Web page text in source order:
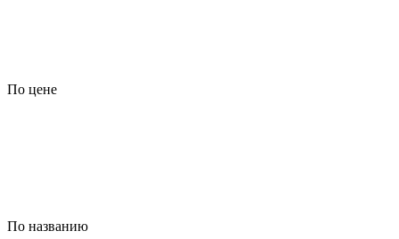
По цене
По названию